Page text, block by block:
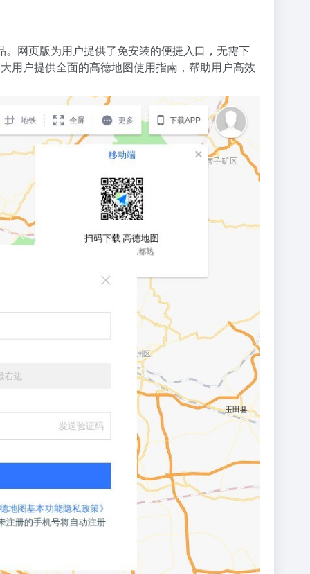
网页版为用户提供了免安装的便捷入口，无需下
用户提供全面的高德地图使用指南，帮助用户高效